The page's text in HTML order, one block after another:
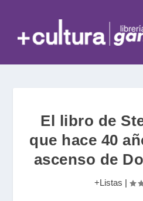
El libro de
que hace 40
ascenso de
+Listas |